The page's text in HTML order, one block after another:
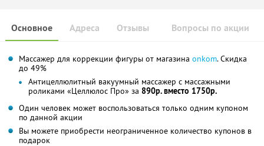
Основное Отзывы Вопросы по акции
Адреса
Массажер для коррекции фигуры от магазина onkom. Скидка
до 49%
Антицеллюлитный вакуумный массажер с массажными
роликами «Целлюлос Про» за 890р. вместо 1750р.
Один человек может воспользоваться только одним купоном
по данной акции
Вы можете приобрести неограниченное количество купонов в
подарок